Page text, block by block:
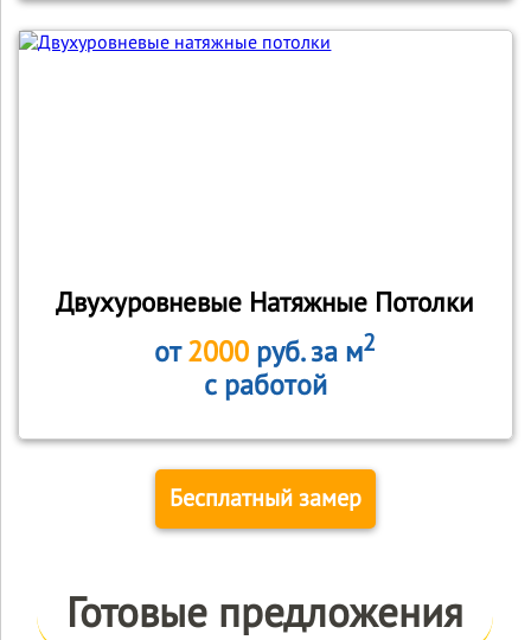
Двухуровневые Натяжные Потолки
от2000 руб. за м2
с работой
Бесплатный замер
Готовые предложения